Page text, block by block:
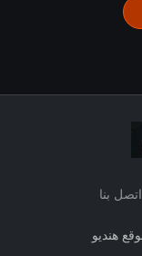
اتصل بنا